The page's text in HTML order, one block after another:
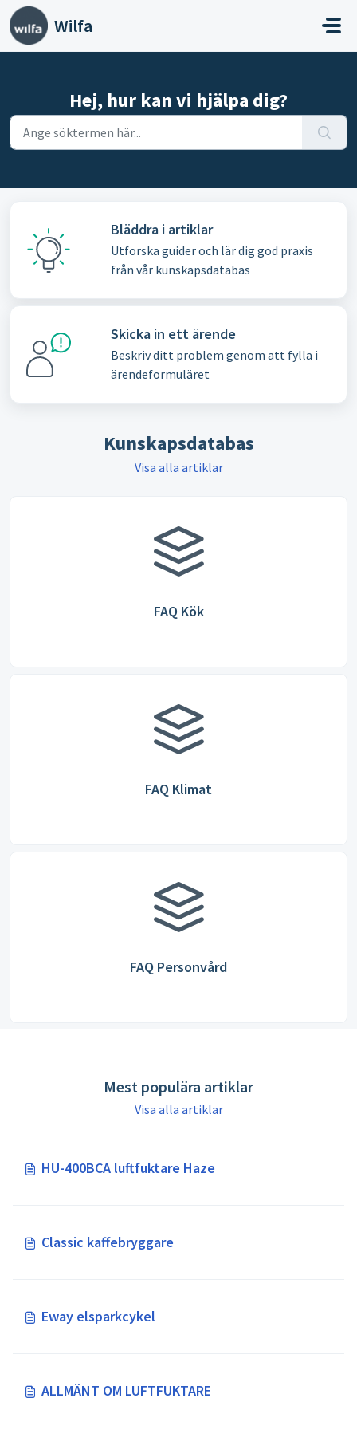
Hoppa över till huvudinnehåll
Wilfa
Hej, hur kan vi hjälpa dig?
Bläddra i artiklar
Utforska guider och lär dig god praxis
från vår kunskapsdatabas
Skicka in ett ärende
Beskriv ditt problem genom att fylla i
ärendeformuläret
Kunskapsdatabas
Visa alla artiklar
FAQ Kök
FAQ Klimat
FAQ Personvård
Mest populära artiklar
Visa alla artiklar
HU-400BCA luftfuktare Haze
Classic kaffebryggare
Eway elsparkcykel
ALLMÄNT OM LUFTFUKTARE